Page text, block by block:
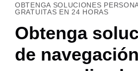
OBTENGA SOLUCIONES
GRATUITAS EN 24 HORAS
Obtenga
de